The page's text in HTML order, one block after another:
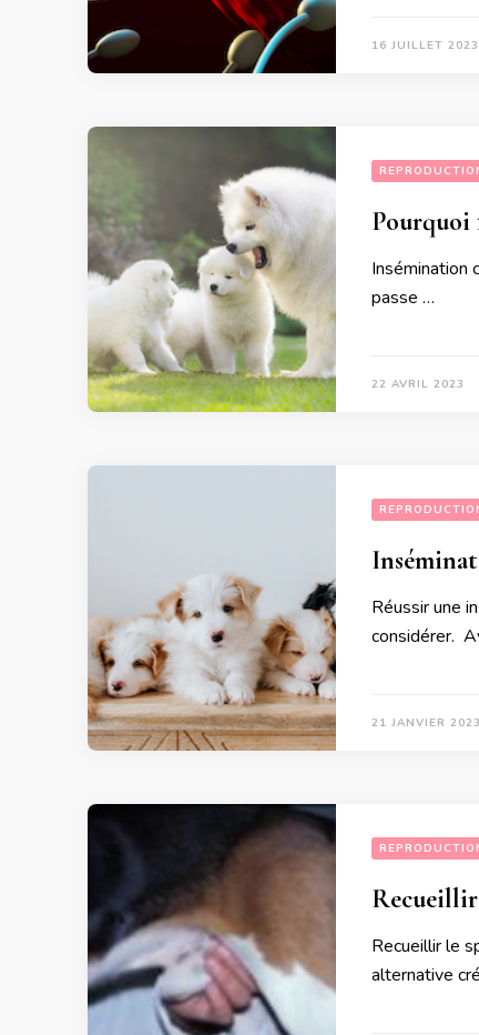
16 JUILLET 2023
Pourquoi
Insémination
passe …
22 AVRIL 2023
Réussir une
considérer.
21 JANVIER 2023
Recueillir
Recueillir le
alternative